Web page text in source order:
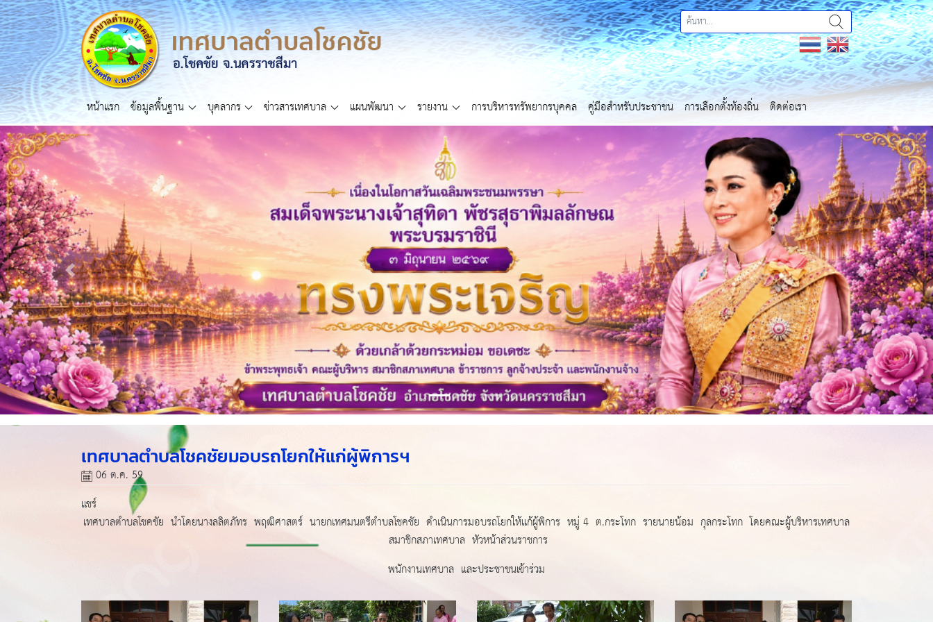
หน้าแรก ข้อมูลพื้นฐาน บุคลากร ข่าวสารเทศบาล แผนพัฒนา รายงาน การบริหารทรัพยากรบุคคล คู่มือสำหรับประชาชน การเลือกตั้งท้องถิ่น ติดต่อเรา
Previous Next
เทศบาลตำบลโชคชัยมอบรถโยกให้แก่ผู้พิการฯ
06 ต.ค. 59
แชร์
เทศบาลตำบลโชคชัย นำโดยนางลลิตภัทร พฤฒิศาสตร์ นายกเทศมนตรีตำบลโชคชัย ดำเนินการมอบรถโยกให้แก้ผู้พิการ หมู่ 4 ต.กระโทก รายนายน้อม กุลกระโทก โดยคณะผู้บริหารเทศบาล
สมาชิกสภาเทศบาล หัวหน้าส่วนราชการ
พนักงานเทศบาล และประชาชนเข้าร่วม